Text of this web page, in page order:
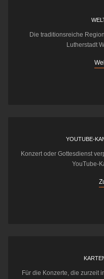
Die traditionsreiche
Lutherstadt
YOUTUBE-
Konzert oder Gottesdienst
YouTube-
Für die Konzerte, die zurzeit